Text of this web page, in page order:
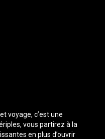
voyage, c’est une
vous partirez à la
en plus d’ouvrir